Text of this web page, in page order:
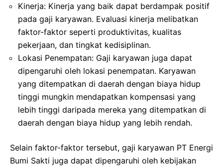
Kinerja: Kinerja yang baik dapat berdampak positif
pada gaji karyawan. Evaluasi kinerja melibatkan
faktor-faktor seperti produktivitas, kualitas
pekerjaan, dan tingkat kedisiplinan.
Lokasi Penempatan: Gaji karyawan juga dapat
dipengaruhi oleh lokasi penempatan. Karyawan
yang ditempatkan di daerah dengan biaya hidup
tinggi mungkin mendapatkan kompensasi yang
lebih tinggi daripada mereka yang ditempatkan di
daerah dengan biaya hidup yang lebih rendah.
Selain faktor-faktor tersebut, gaji karyawan PT Energi
Bumi Sakti juga dapat dipengaruhi oleh kebijakan